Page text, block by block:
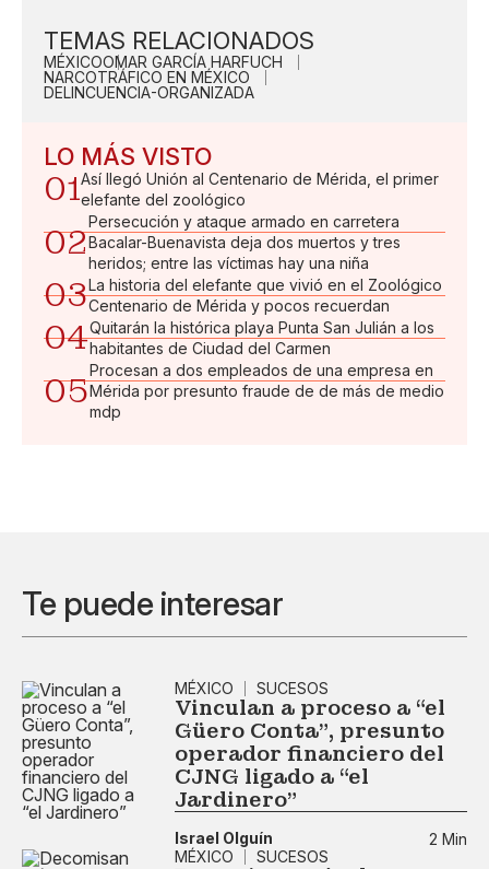
TEMAS RELACIONADOS
MÉXICOOMAR GARCÍA HARFUCH
NARCOTRÁFICO EN MÉXICO
DELINCUENCIA-ORGANIZADA
LO MÁS VISTO
01Así llegó Unión al Centenario de Mérida, el primer
elefante del zoológico
02
Persecución y ataque armado en carretera
Bacalar-Buenavista deja dos muertos y tres
heridos; entre las víctimas hay una niña
03La historia del elefante que vivió en el Zoológico
Centenario de Mérida y pocos recuerdan
04Quitarán la histórica playa Punta San Julián a los
habitantes de Ciudad del Carmen
05
Procesan a dos empleados de una empresa en
Mérida por presunto fraude de de más de medio
mdp
Te puede interesar
MÉXICO SUCESOS
Vinculan a proceso a “el
Güero Conta”, presunto
operador financiero del
CJNG ligado a “el
Jardinero”
Israel Olguín
2 Min
MÉXICO
SUCESOS